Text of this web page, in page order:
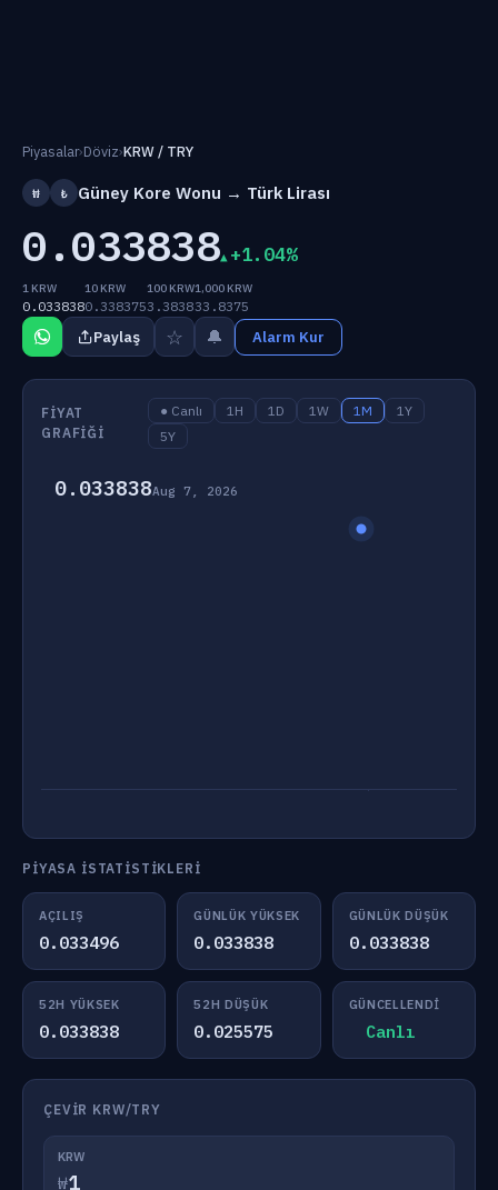
Piyasalar›Döviz›KRW / TRY
₩ ₺ Güney Kore Wonu → Türk Lirası
0.033838 +1.04%
1 KRW
0.033838
10 KRW
0.338375
100 KRW
3.3838
1,000 KRW
33.8375
Paylaş ☆ 🔔 Alarm Kur
FIYAT
GRAFIĞI
● Canlı 1H 1D 1W 1M
1Y
5Y
0.033838Aug 7, 2026
PIYASA İSTATISTIKLERI
AÇILIŞ
0.033496
GÜNLÜK YÜKSEK
0.033838
GÜNLÜK DÜŞÜK
0.033838
52H YÜKSEK
0.033838
52H DÜŞÜK
0.025575
GÜNCELLENDI
Canlı
ÇEVIR KRW/TRY
KRW
₩